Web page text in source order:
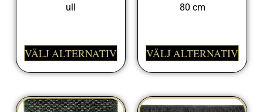
ull
VÄLJ ALTERNATIV
80 cm
VÄLJ ALTERNATIV